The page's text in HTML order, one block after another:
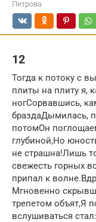
Петрова
12
Тогда к потоку с
плиты на плиту я,
ногСорвавшись,
браздаДымилась,
потомОн
глубиной,Но
не страшна!Лишь
свежесть горных
припал к
Мгновенно
трепетом объят,Я
вслушиваться